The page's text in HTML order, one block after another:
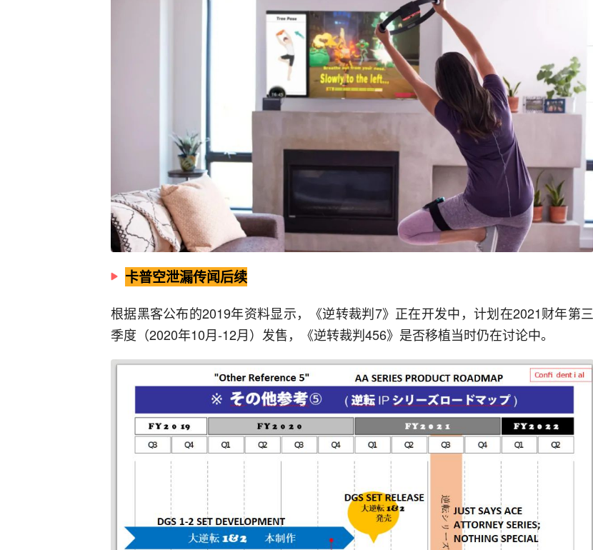
卡普空泄漏传闻后续
根据黑客公布的2019年资料显示，《逆转裁判7》正在开发中，计划在2021财年第三
季度（2020年10月-12月）发售，《逆转裁判456》是否移植当时仍在讨论中。